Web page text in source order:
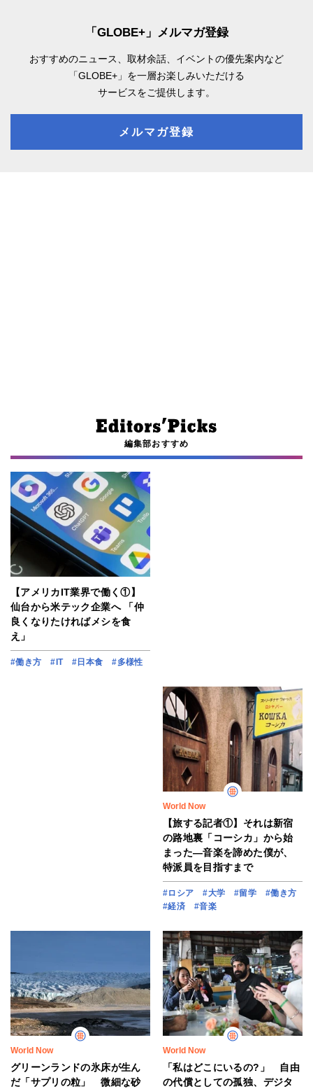
「GLOBE+」メルマガ登録
おすすめのニュース、取材余話、 イベントの優先案内など
「GLOBE+」を一層お楽しみいただける
サービスをご提供します。
メルマガ登録
編集部おすすめ
【アメリカIT業界で働く①】
仙台から米テック企業へ 「仲
良くなりたければメシを食
え」
#働き方 #IT #日本食 #多様性
World Now
【旅する記者①】それは新宿
の路地裏「コーシカ」から始
まった―音楽を諦めた僕が、
特派員を目指すまで
#ロシア #大学 #留学
#働き方
#経済
#音楽
World Now
グリーンランドの氷床が生ん
だ「サプリの粒」 微細な砂
World Now
「私はどこにいるの?」 自由
の代償としての孤独、デジタ